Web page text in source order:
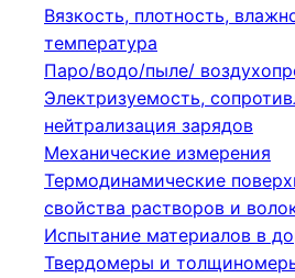
Вязкость, плотность,
температура
Паро/водо/пыле/
Электризуемость,
нейтрализация зарядов
Механические измерения
Термодинамические
свойства растворов и
Испытание материалов в
Твердомеры и